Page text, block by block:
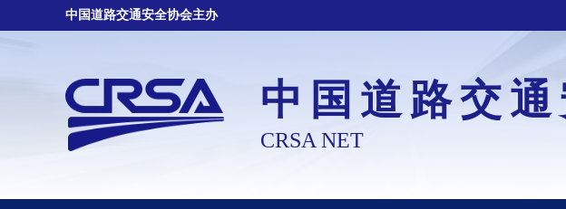
中国道路交通安全协会主办
中国道路交通
CRSA NET